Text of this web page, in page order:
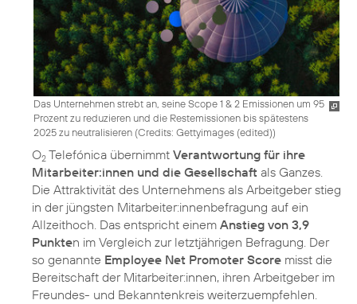
Das Unternehmen strebt an, seine Scope 1 & 2 Emissionen um 95
Prozent zu reduzieren und die Restemissionen bis spätestens
2025 zu neutralisieren (Credits: Gettyimages (edited))
O2 Telefónica übernimmt Verantwortung für ihre
Mitarbeiter:innen und die Gesellschaft als Ganzes.
Die Attraktivität des Unternehmens als Arbeitgeber stieg
in der jüngsten Mitarbeiter:innenbefragung auf ein
Allzeithoch. Das entspricht einem Anstieg von 3,9
Punkten im Vergleich zur letztjährigen Befragung. Der
so genannte Employee Net Promoter Score misst die
Bereitschaft der Mitarbeiter:innen, ihren Arbeitgeber im
Freundes- und Bekanntenkreis weiterzuempfehlen.